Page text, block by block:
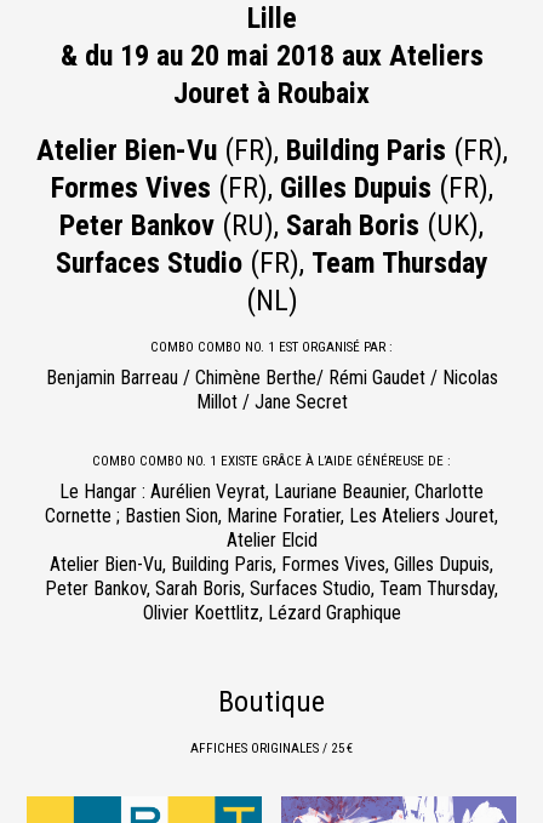
Lille
& du 19 au 20 mai 2018 aux Ateliers
Jouret à Roubaix
Atelier Bien-Vu(FR), Building Paris (FR),
Formes Vives (FR), Gilles Dupuis (FR),
Peter Bankov (RU), Sarah Boris (UK),
Surfaces Studio(FR), Team Thursday
(NL)
COMBO COMBO NO. 1 EST ORGANISÉ PAR :
Benjamin Barreau / Chimène Berthe/ Rémi Gaudet / Nicolas
Millot / Jane Secret
COMBO COMBO NO. 1 EXISTE GRÂCE À L’AIDE GÉNÉREUSE DE :
Le Hangar : Aurélien Veyrat, Lauriane Beaunier, Charlotte
Cornette ; Bastien Sion, Marine Foratier, Les Ateliers Jouret,
Atelier Elcid
Atelier Bien-Vu, Building Paris, Formes Vives, Gilles Dupuis,
Peter Bankov, Sarah Boris, Surfaces Studio, Team Thursday,
Olivier Koettlitz, Lézard Graphique
Boutique
AFFICHES ORIGINALES / 25 €